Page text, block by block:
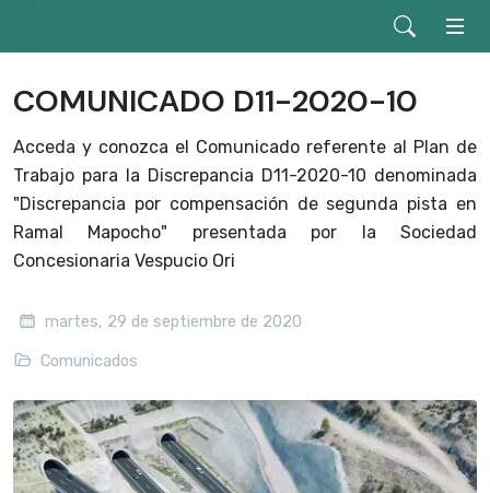
COMUNICADO D11-2020-10
Acceda y conozca el Comunicado referente al Plan de
Trabajo para la Discrepancia D11-2020-10 denominada
"Discrepancia por compensación de segunda pista en
Ramal Mapocho" presentada por la Sociedad
Concesionaria Vespucio Ori
martes, 29 de septiembre de 2020
Comunicados